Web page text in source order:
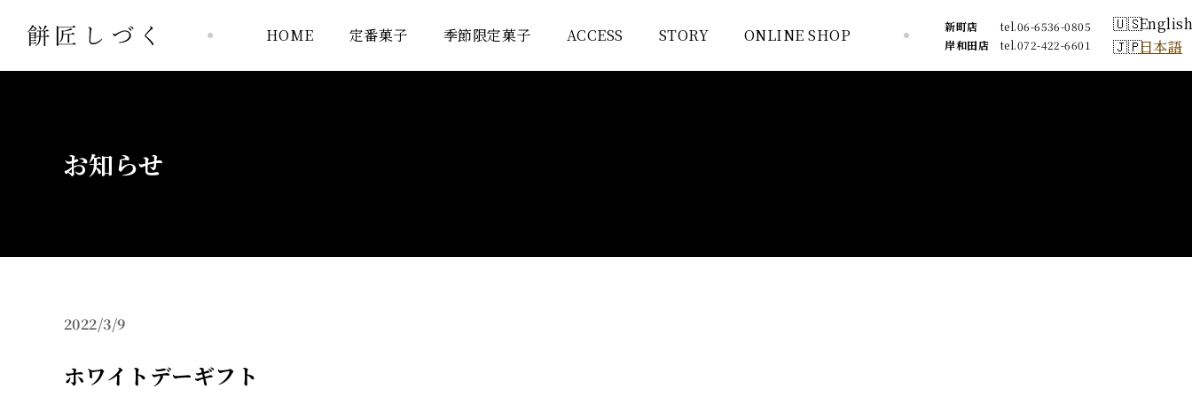
HOME 定番菓子 季節限定菓子 ACCESS STORY ONLINE SHOP 新町店 tel.06-6536-0805
岸和田店 tel.072-422-6601
日本語
HOME 定番菓子 季節限定菓子 ACCESS STORY ONLINE SHOP 新町店 tel.06-6536-0805
岸和田店 tel.072-422-6601
日本語
お知らせ
2022 3/9
ホワイトデーギフト